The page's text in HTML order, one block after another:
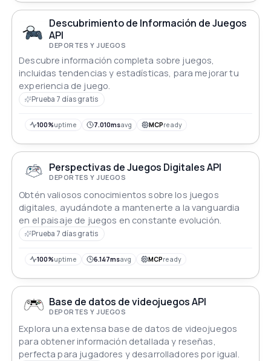
Descubrimiento de Información de Juegos
API
DEPORTES Y JUEGOS
Descubre información completa sobre juegos,
incluidas tendencias y estadísticas, para mejorar tu
experiencia de juego.
Prueba 7 días gratis
100%uptime 7.010msavg MCPready
Perspectivas de Juegos Digitales API
DEPORTES Y JUEGOS
Obtén valiosos conocimientos sobre los juegos
digitales, ayudándote a mantenerte a la vanguardia
en el paisaje de juegos en constante evolución.
Prueba 7 días gratis
100%uptime 6.147msavg MCPready
Base de datos de videojuegos API
DEPORTES Y JUEGOS
Explora una extensa base de datos de videojuegos
para obtener información detallada y reseñas,
perfecta para jugadores y desarrolladores por igual.